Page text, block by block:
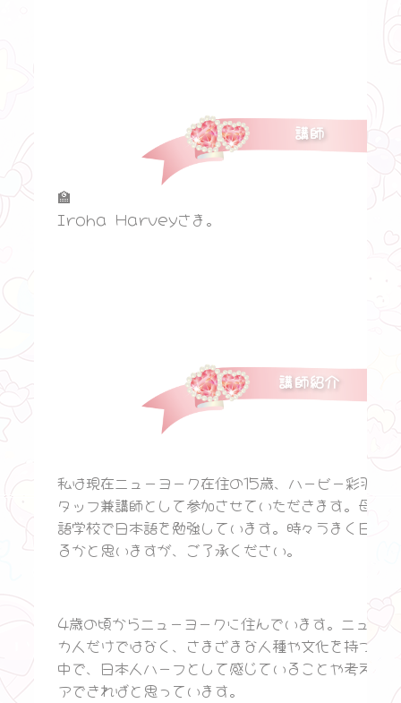
講師
🏫
Iroha Harveyさま。
講師紹介
私は現在ニューヨーク在住の15歳、ハービー彩羽で
タッフ兼講師として参加させていただきます。母国
語学校で日本語を勉強しています。時々うまく日本
るかと思いますが、ご了承ください。
4歳の頃からニューヨークに住んでいます。ニュー
カ人だけではなく、さまざまな人種や文化を持つ人
中で、日本人ハーフとして感じていることや考えて
アできればと思っています。